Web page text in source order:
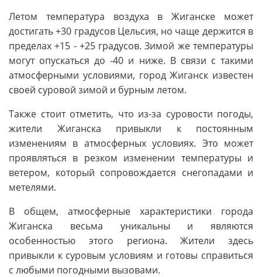
Летом температура воздуха в Жиганске может
достигать +30 градусов Цельсия, но чаще держится в
пределах +15 - +25 градусов. Зимой же температуры
могут опускаться до -40 и ниже. В связи с такими
атмосферными условиями, город Жиганск известен
своей суровой зимой и бурным летом.
Также стоит отметить, что из-за суровости погоды,
жители Жиганска привыкли к постоянным
изменениям в атмосферных условиях. Это может
проявляться в резком изменении температуры и
ветером, который сопровождается снегопадами и
метелями.
В общем, атмосферные характеристики города
Жиганска весьма уникальны и являются
особенностью этого региона. Жители здесь
привыкли к суровым условиям и готовы справиться
с любыми погодными вызовами.